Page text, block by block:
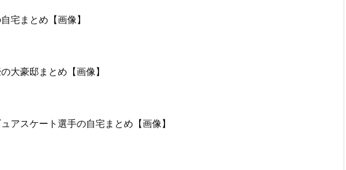
宅まとめ【画像】
大豪邸まとめ【画像】
アスケート選手の自宅まとめ【画像】